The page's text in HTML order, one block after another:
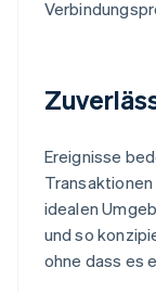
Ereignisse
idealen
und so
ohne dass es